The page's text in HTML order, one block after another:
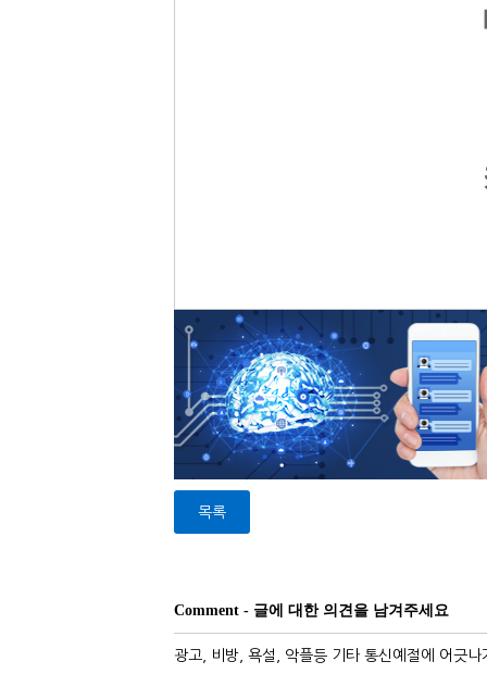
목록
Comment - 글에 대한 의견을 남겨주세요
광고, 비방, 욕설, 악플등 기타 통신예절에 어긋